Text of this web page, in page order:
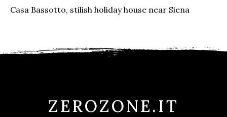
Casa Bassotto, stilish holiday house near Siena
ZEROZONE.IT